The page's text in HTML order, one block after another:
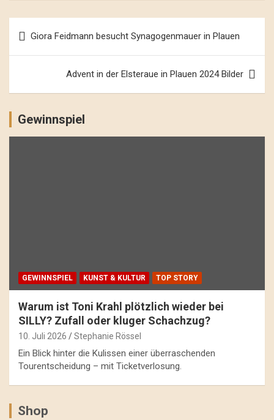
Navigation
Giora Feidmann besucht Synagogenmauer in Plauen
Advent in der Elsteraue in Plauen 2024 Bilder
Gewinnspiel
GEWINNSPIEL KUNST & KULTUR TOP STORY
Warum ist Toni Krahl plötzlich wieder bei
SILLY? Zufall oder kluger Schachzug?
10. Juli 2026 Stephanie Rössel
Ein Blick hinter die Kulissen einer überraschenden
Tourentscheidung – mit Ticketverlosung.
Shop